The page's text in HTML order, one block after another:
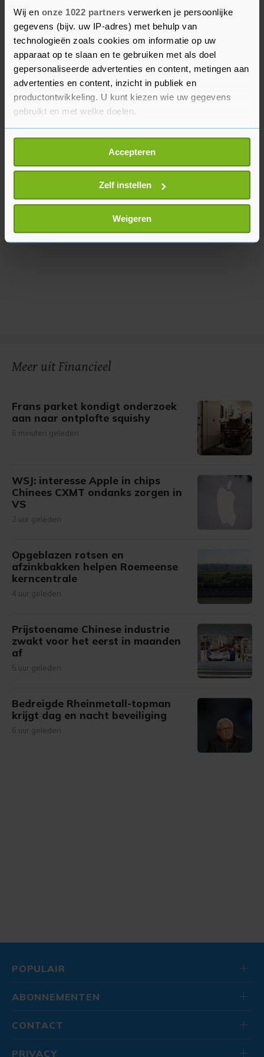
Wij en onze 1022 partners verwerken je persoonlijke
gegevens (bijv. uw IP-adres) met behulp van
technologieën zoals cookies om informatie op uw
apparaat op te slaan en te gebruiken met als doel
gepersonaliseerde advertenties en content, metingen aan
advertenties en content, inzicht in publiek en
productontwikkeling. U kunt kiezen wie uw gegevens
gebruikt en met welke doelen.
Als u het toestaat, willen we ook graag:
Informatie verzamelen over uw geografische
locatie, die tot een paar meter nauwkeurig kan zijn
Uw apparaat identificeren door het actief te
scannen op specifieke eigenschappen (fingerprinting)
Lees meer over hoe uw persoonlijke gegevens worden
verwerkt en stel uw voorkeuren in het
U kunt uw toestemming op elk moment wijzigen of
Accepteren
Zelf instellen
Weigeren
corporaties ook dat ruim vier op de tien
woningcorporaties de huren van woningen met
een laag energielabel niet of nauwelijks
verhoogden. Bewoners van deze huizen of
appartementen waren relatief hard geraakt door
de sterk gestegen gas- en elektriciteitsprijzen na
de Russische inval in Oekraïne.
Meer uit Financieel
Frans parket kondigt onderzoek
aan naar ontplofte squishy
6 minuten geleden
WSJ: interesse Apple in chips
Chinees CXMT ondanks zorgen in
VS
2 uur geleden
Opgeblazen rotsen en
afzinkbakken helpen Roemeense
kerncentrale
4 uur geleden
Prijstoename Chinese industrie
zwakt voor het eerst in maanden
af
5 uur geleden
Bedreigde Rheinmetall-topman
krijgt dag en nacht beveiliging
6 uur geleden
POPULAIR
ABONNEMENTEN
CONTACT
PRIVACY